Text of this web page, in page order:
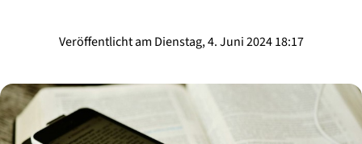
Veröffentlicht am Dienstag, 4. Juni 2024 18:17